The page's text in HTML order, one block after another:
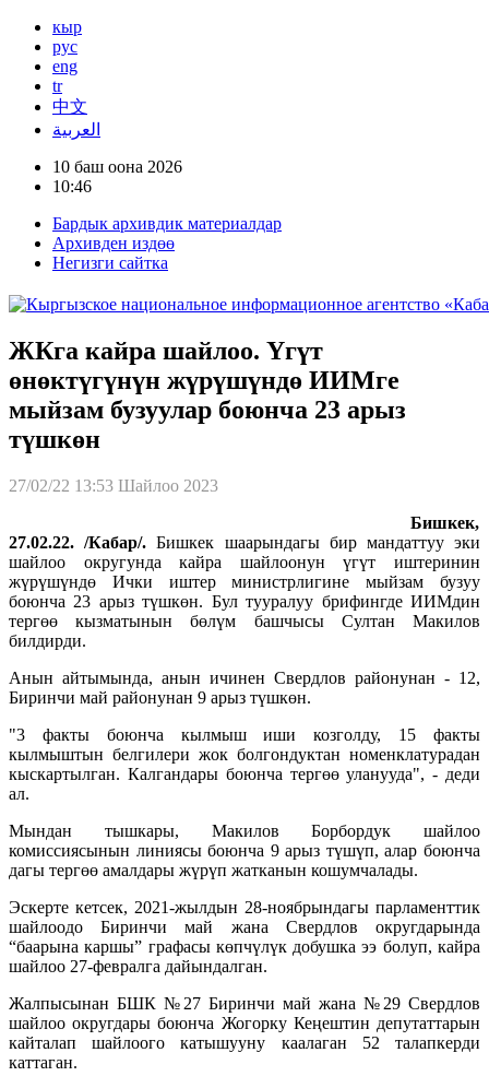
кыр
рус
eng
tr
中文
العربية
10 баш оона 2026
10:46
Бардык архивдик материалдар
Архивден издөө
Негизги сайтка
ЖКга кайра шайлоо. Үгүт
өнөктүгүнүн жүрүшүндө ИИМге
мыйзам бузуулар боюнча 23 арыз
түшкөн
27/02/22 13:53 Шайлоо 2023
Бишкек,
27.02.22. /Кабар/. Бишкек шаарындагы бир мандаттуу эки
шайлоо округунда кайра шайлоонун үгүт иштеринин
жүрүшүндө Ички иштер министрлигине мыйзам бузуу
боюнча 23 арыз түшкөн. Бул тууралуу брифингде ИИМдин
тергөө кызматынын бөлүм башчысы Султан Макилов
билдирди.
Анын айтымында, анын ичинен Свердлов районунан - 12,
Биринчи май районунан 9 арыз түшкөн.
"3 факты боюнча кылмыш иши козголду, 15 факты
кылмыштын белгилери жок болгондуктан номенклатурадан
кыскартылган. Калгандары боюнча тергөө уланууда", - деди
ал.
Мындан тышкары, Макилов Борбордук шайлоо
комиссиясынын линиясы боюнча 9 арыз түшүп, алар боюнча
дагы тергөө амалдары жүрүп жатканын кошумчалады.
Эскерте кетсек, 2021-жылдын 28-ноябрындагы парламенттик
шайлоодо Биринчи май жана Свердлов округдарында
“баарына каршы” графасы көпчүлүк добушка ээ болуп, кайра
шайлоо 27-февралга дайындалган.
Жалпысынан БШК №27 Биринчи май жана №29 Свердлов
шайлоо округдары боюнча Жогорку Кеңештин депутаттарын
кайталап шайлоого катышууну каалаган 52 талапкерди
каттаган.